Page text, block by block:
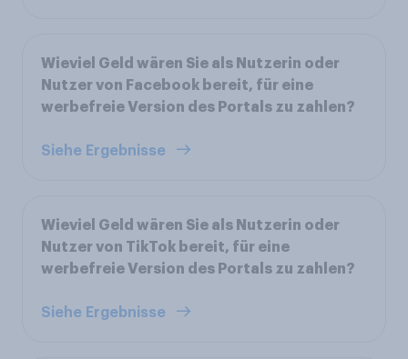
Wieviel Geld wären Sie als Nutzerin oder
Nutzer von Facebook bereit, für eine
werbefreie Version des Portals zu zahlen?
Siehe Ergebnisse
Wieviel Geld wären Sie als Nutzerin oder
Nutzer von TikTok bereit, für eine
werbefreie Version des Portals zu zahlen?
Siehe Ergebnisse